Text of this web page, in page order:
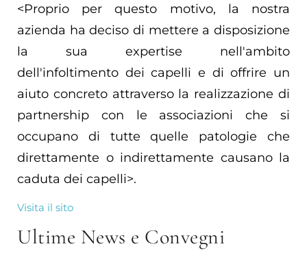
<Proprio per questo motivo, la nostra
azienda ha deciso di mettere a disposizione
la sua expertise nell'ambito
dell'infoltimento dei capelli e di offrire un
aiuto concreto attraverso la realizzazione di
partnership con le associazioni che si
occupano di tutte quelle patologie che
direttamente o indirettamente causano la
caduta dei capelli>.
Visita il sito
Ultime News e Convegni